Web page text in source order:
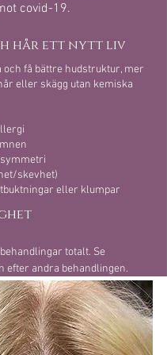
covid-19.
hår ett nytt liv
få bättre hudstruktur, mer
eller skägg utan kemiska
skevhet)
eller klumpar
totalt. Se
efter andra behandlingen.